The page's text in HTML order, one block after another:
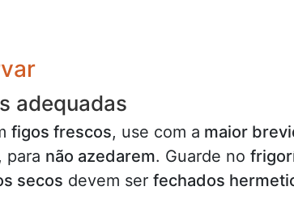
adequadas
figos frescos, use com a maior
para não azedarem. Guarde no
secos devem ser fechados